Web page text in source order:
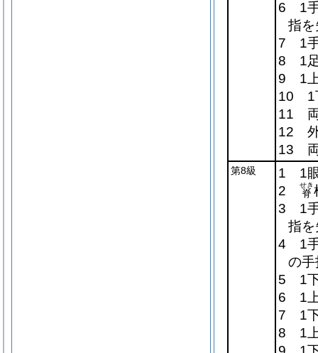
6 1手
指
7 1手
8 1足
9 1上
10 1
11 両
12 外
13
第8級
1 1眼
2
脊
せき
3 1手
指
4 1手
の
5 1下
6 1上
7 1下
8 1上